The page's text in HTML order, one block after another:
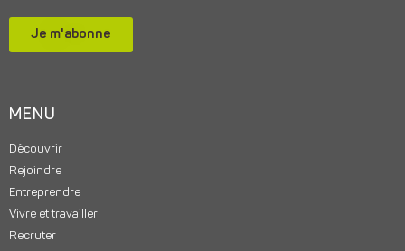
Je m'abonne
MENU
Découvrir
Rejoindre
Entreprendre
Vivre et travailler
Recruter